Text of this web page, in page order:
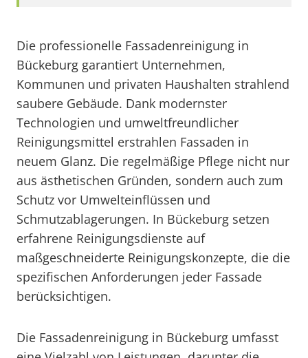
Die professionelle Fassadenreinigung in
Bückeburg garantiert Unternehmen,
Kommunen und privaten Haushalten strahlend
saubere Gebäude. Dank modernster
Technologien und umweltfreundlicher
Reinigungsmittel erstrahlen Fassaden in
neuem Glanz. Die regelmäßige Pflege nicht nur
aus ästhetischen Gründen, sondern auch zum
Schutz vor Umwelteinflüssen und
Schmutzablagerungen. In Bückeburg setzen
erfahrene Reinigungsdienste auf
maßgeschneiderte Reinigungskonzepte, die die
spezifischen Anforderungen jeder Fassade
berücksichtigen.
Die Fassadenreinigung in Bückeburg umfasst